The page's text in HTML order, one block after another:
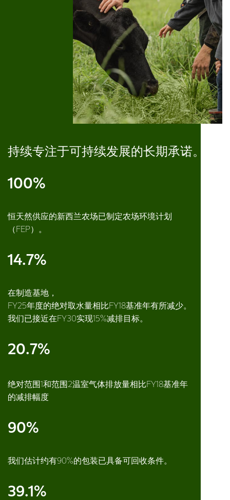
持续专注于可持续发展的长期承诺。
100%
恒天然供应的新西兰农场已制定农场环境计划
（FEP）。
14.7%
在制造基地，
FY25年度的绝对取水量相比FY18基准年有所减少。
我们已接近在FY30实现15%减排目标。
20.7%
绝对范围1和范围2温室气体排放量相比FY18基准年
的减排幅度
90%
我们估计约有90%的包装已具备可回收条件。
39.1%